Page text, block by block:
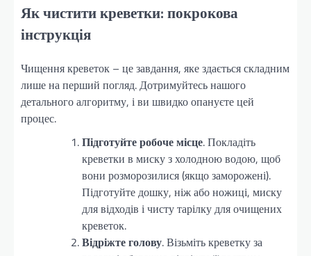
Як чистити креветки: покрокова
інструкція
Чищення креветок – це завдання, яке здається складним
лише на перший погляд. Дотримуйтесь нашого
детального алгоритму, і ви швидко опануєте цей
процес.
Підготуйте робоче місце. Покладіть
креветки в миску з холодною водою, щоб
вони розморозилися (якщо заморожені).
Підготуйте дошку, ніж або ножиці, миску
для відходів і чисту тарілку для очищених
креветок.
Відріжте голову. Візьміть креветку за